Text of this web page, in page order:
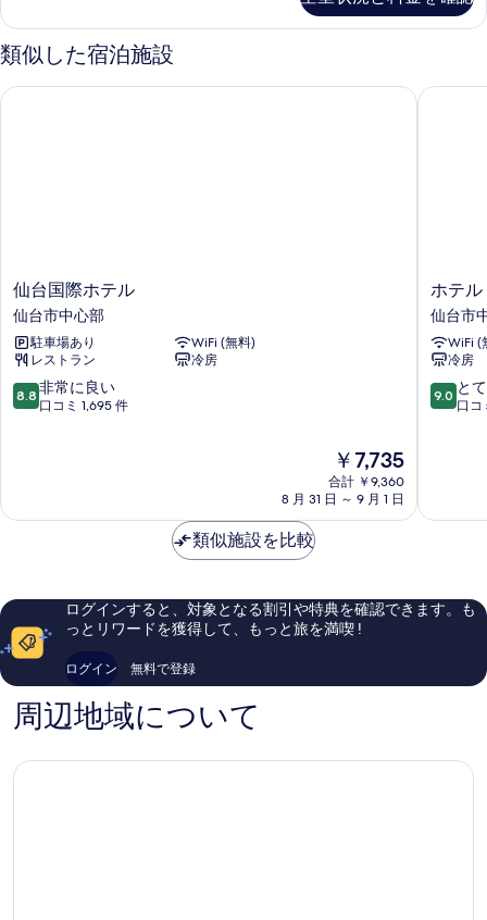
べ
て
の
写
ー
ム
禁
の
類似した宿泊施設
仙
台
国
際
ホ
テ
ル
部
仙台国際ホテル
仙台市中心部
駐車場あり
WiFi (無料)
レストラン
冷房
10
段
に
コ
1,695
件
の
口
ミ
8.8 非常に良い
口コミ 1,695 件
現
在
の
￥7,735
合計 ￥9,360
8 月 31 日 ～ 9 月 1 日
仙台国際ホテル
ホ
テ
ル
モ
ン
テ
エ
台
中
心
ホテ
仙台市
WiFi (
冷房
10
段
も
し
い、
の
9.0 と
口コ
ホテル
類似施設を比較
ログインすると、対象となる割引や特典を確認できます。も
っとリワードを獲得して、もっと旅を満喫 !
ログイン 無料で登録
周辺地域について